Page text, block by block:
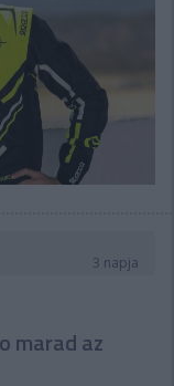
3 napja
marad az